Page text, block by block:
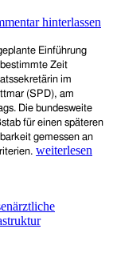
hinterlassen
Einführung
Zeit
im
(SPD), am
Die bundesweite
für einen späteren
gemessen an
Schrott
da
helfen
weiterlesen